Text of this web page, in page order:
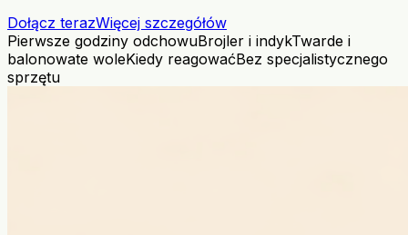
Dołącz terazWięcej szczegółów
Pierwsze godziny odchowuBrojler i indykTwarde i
balonowate woleKiedy reagowaćBez specjalistycznego
sprzętu